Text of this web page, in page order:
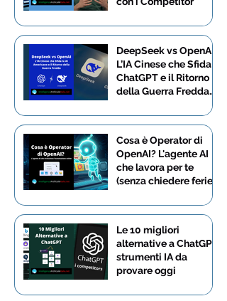
DeepSeek vs OpenAI:
L’IA Cinese che Sfida
ChatGPT e il Ritorno
della Guerra Fredda
Cosa è Operator di
OpenAI? L'agente AI
che lavora per te
(senza chiedere ferie)
Le 10 migliori
alternative a ChatGPT:
strumenti IA da
provare oggi